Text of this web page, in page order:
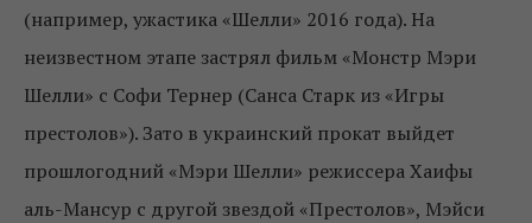
(например, ужастика «Шелли» 2016 года). На
неизвестном этапе застрял фильм «Монстр Мэри
Шелли» с Софи Тернер (Санса Старк из «Игры
престолов»). Зато в украинский прокат выйдет
прошлогодний «Мэри Шелли» режиссера Хаифы
аль-Мансур с другой звездой «Престолов», Мэйси